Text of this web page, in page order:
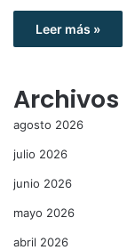
Leer más »
Archivos
agosto 2026
julio 2026
junio 2026
mayo 2026
abril 2026